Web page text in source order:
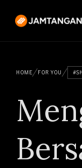
HOME FOR YOU